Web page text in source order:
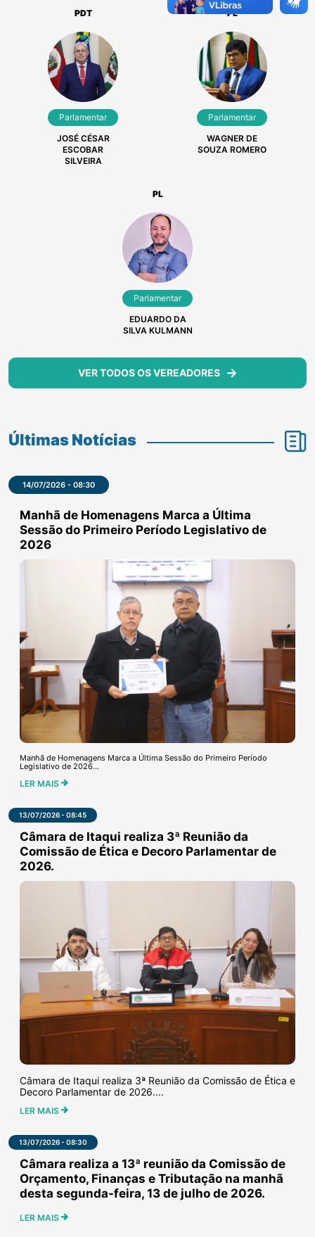
PDT
Parlamentar
JOSÉ CÉSAR
ESCOBAR
SILVEIRA
PL
Parlamentar
WAGNER DE
SOUZA ROMERO
PL
Parlamentar
EDUARDO DA
SILVA KULMANN
VER TODOS OS VEREADORES
Últimas Notícias
14/07/2026 - 08:30
Manhã de Homenagens Marca a Última
Sessão do Primeiro Período Legislativo de
2026
Manhã de Homenagens Marca a Última Sessão do Primeiro Período
Legislativo de 2026...
LER MAIS
13/07/2026 - 08:45
Câmara de Itaqui realiza 3ª Reunião da
Comissão de Ética e Decoro Parlamentar de
2026.
Câmara de Itaqui realiza 3ª Reunião da Comissão de Ética e
Decoro Parlamentar de 2026....
LER MAIS
13/07/2026 - 08:30
Câmara realiza a 13ª reunião da Comissão de
Orçamento, Finanças e Tributação na manhã
desta segunda-feira, 13 de julho de 2026.
LER MAIS